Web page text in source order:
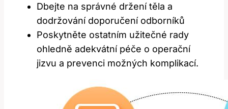
Dbejte na správné držení těla a
dodržování doporučení odborníků
Poskytněte ostatním užitečné rady
ohledně adekvátní péče o operační
jizvu a prevenci možných komplikací.